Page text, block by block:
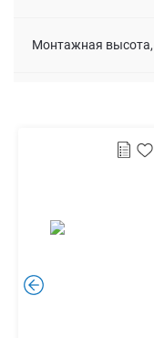
Монтажная
.